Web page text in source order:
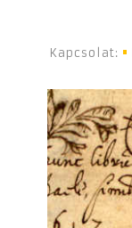
Kapcsolat: